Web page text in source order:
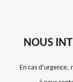
NOUS
En cas d’urgence,